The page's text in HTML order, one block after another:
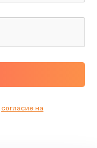
согласие на